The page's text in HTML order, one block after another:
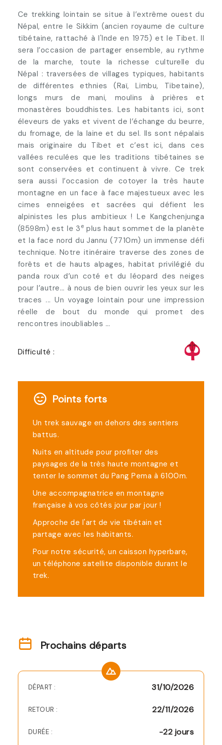
Ce trekking lointain se situe à l’extrême ouest du
Népal, entre le Sikkim (ancien royaume de culture
tibétaine, rattaché à l'Inde en 1975) et le Tibet. Il
sera l’occasion de partager ensemble, au rythme
de la marche, toute la richesse culturelle du
Népal : traversées de villages typiques, habitants
de différentes ethnies (Raï, Limbu, Tibetaine),
longs murs de mani, moulins à prières et
monastères bouddhistes. Les habitants ici, sont
éleveurs de yaks et vivent de l’échange du beurre,
du fromage, de la laine et du sel. Ils sont népalais
mais originaire du Tibet et c’est ici, dans ces
vallées reculées que les traditions tibétaines se
sont conservées et continuent à vivre. Ce trek
sera aussi l’occasion de cotoyer la très haute
montagne en un face à face majestueux avec les
cimes enneigées et sacrées qui défient les
alpinistes les plus ambitieux ! Le Kangchenjunga
(8598m) est le 3 e plus haut sommet de la planète
et la face nord du Jannu (7710m) un immense défi
technique. Notre itinéraire traverse des zones de
forêts et de hauts alpages, habitat privilégié du
panda roux d’un coté et du léopard des neiges
pour l’autre… à nous de bien ouvrir les yeux sur les
traces ... Un voyage lointain pour une impression
réelle de bout du monde qui promet des
rencontres inoubliables …
Difficulté :
Points forts
Un trek sauvage en dehors des sentiers
battus.
Nuits en altitude pour profiter des
paysages de la très haute montagne et
tenter le sommet du Pang Pema à 6100m.
Une accompagnatrice en montagne
française à vos côtés jour par jour !
Approche de l'art de vie tibétain et
partage avec les habitants.
Pour notre sécurité, un caisson hyperbare,
un téléphone satellite disponible durant le
trek.
Prochains départs
DÉPART : 31/10/2026
RETOUR : 22/11/2026
DURÉE : -22 jours